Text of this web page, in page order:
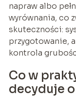
napraw albo
wyrównania, co
skuteczności:
przygotowanie,
kontrola
Co w
decyduje